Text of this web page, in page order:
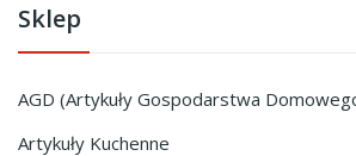
Sklep
AGD (Artykuły Gospodarstwa
Artykuły Kuchenne